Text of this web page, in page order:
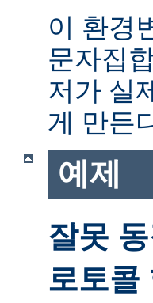
이 환경
문자집
저가 실
게 만든
예제
잘못
로토콜